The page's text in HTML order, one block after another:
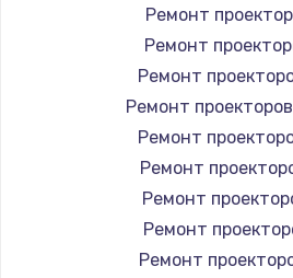
Программный
390 руб.
Заказать
Замена Bluetooth/
800 руб.
Заказать
Замена
Ремонт
Ремонт
Ремонт
Ремонт
Ремонт
Ремонт
Ремонт
Ремонт
Ремонт